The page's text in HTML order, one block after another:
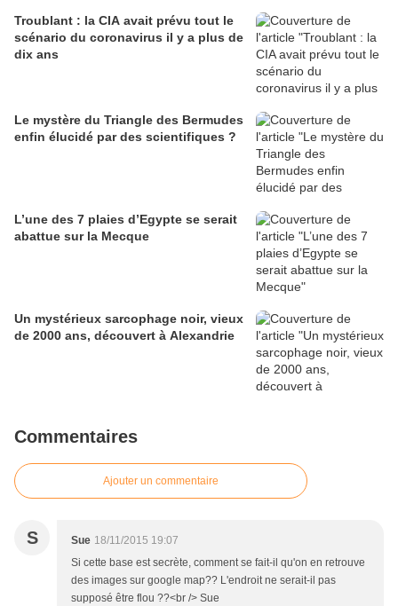
Troublant : la CIA avait prévu tout le
scénario du coronavirus il y a plus de
dix ans
Le mystère du Triangle des Bermudes
enfin élucidé par des scientifiques ?
L’une des 7 plaies d’Egypte se serait
abattue sur la Mecque
Un mystérieux sarcophage noir, vieux
de 2000 ans, découvert à Alexandrie
Commentaires
Ajouter un commentaire
S Sue 18/11/2015 19:07
Si cette base est secrète, comment se fait-il qu'on en retrouve
des images sur google map?? L'endroit ne serait-il pas
supposé être flou ??<br /> Sue